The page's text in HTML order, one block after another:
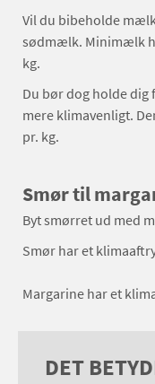
Vil du bibeholde
sødmælk. Minimælk
kg.
Du bør dog holde dig
mere klimavenligt.
pr. kg.
Smør til
Byt smørret ud med
Smør har et
Margarine har et
DET